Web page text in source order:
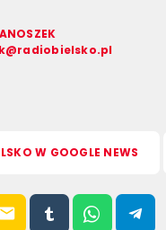
W GOOGLE NEWS